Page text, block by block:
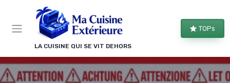
LA CUISINE QUI SE VIT DEHORS
TOPs
Panneau de gestion des cookies